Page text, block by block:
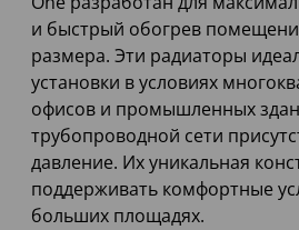
и быстрый обогрев
размера. Эти радиаторы
установки в условиях
офисов и промышленных
трубопроводной сети
давление. Их уникальная
поддерживать комфортные
больших площадях.